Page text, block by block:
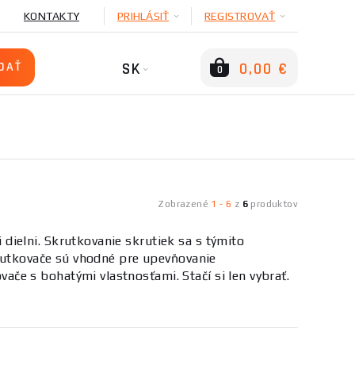
KONTAKTY PRIHLÁSIŤ REGISTROVAŤ
SK 0 0,00 €
Zobrazené 1 - 6 z 6 produktov
Skrutkovanie skrutiek sa s týmito
sú vhodné pre upevňovanie
s bohatými vlastnosťami. Stačí si len vybrať.